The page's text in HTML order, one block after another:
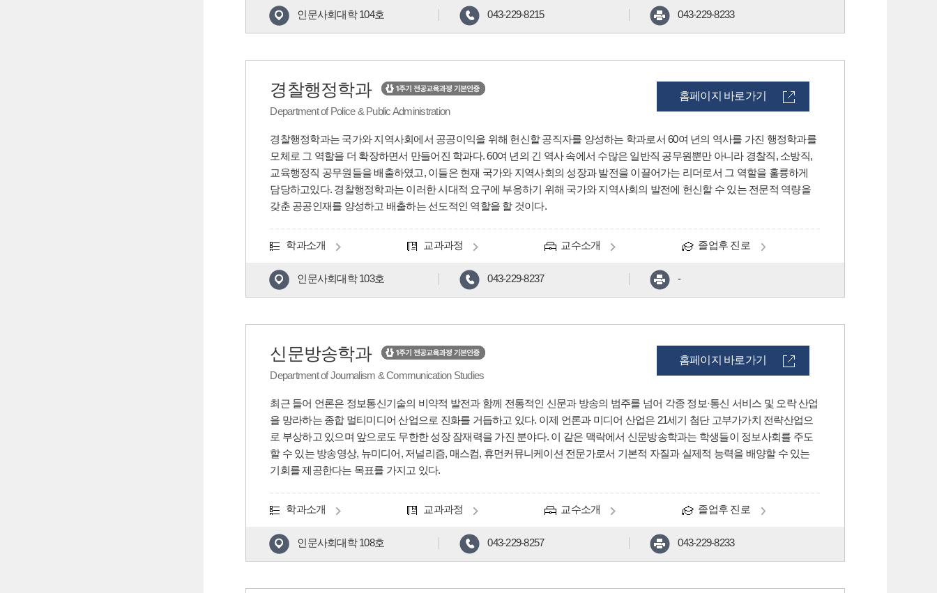
인문사회대학 104호 043-229-8215 043-229-8233
경찰행정학과
Department of Police & Public Administration
경찰행정학과는 국가와 지역사회에서 공공이익을 위해 헌신할 공직자를 양성하는 학과로서 60여 년의 역사를 가진 행정학과를
모체로 그 역할을 더 확장하면서 만들어진 학과다. 60여 년의 긴 역사 속에서 수많은 일반직 공무원뿐만 아니라 경찰직, 소방직,
교육행정직 공무원들을 배출하였고, 이들은 현재 국가와 지역사회의 성장과 발전을 이끌어가는 리더로서 그 역할을 훌륭하게
담당하고있다. 경찰행정학과는 이러한 시대적 요구에 부응하기 위해 국가와 지역사회의 발전에 헌신할 수 있는 전문적 역량을
갖춘 공공인재를 양성하고 배출하는 선도적인 역할을 할 것이다.
홈페이지 바로가기
학과소개 교과과정 교수소개 졸업후 진로
인문사회대학 103호 043-229-8237 -
신문방송학과
Department of Journalism & Communication Studies
최근 들어 언론은 정보통신기술의 비약적 발전과 함께 전통적인 신문과 방송의 범주를 넘어 각종 정보·통신 서비스 및 오락 산업
을 망라하는 종합 멀티미디어 산업으로 진화를 거듭하고 있다. 이제 언론과 미디어 산업은 21세기 첨단 고부가가치 전략산업으
로 부상하고 있으며 앞으로도 무한한 성장 잠재력을 가진 분야다. 이 같은 맥락에서 신문방송학과는 학생들이 정보사회를 주도
할 수 있는 방송영상, 뉴미디어, 저널리즘, 매스컴, 휴먼커뮤니케이션 전문가로서 기본적 자질과 실제적 능력을 배양할 수 있는
기회를 제공한다는 목표를 가지고 있다.
홈페이지 바로가기
학과소개 교과과정 교수소개 졸업후 진로
인문사회대학 108호 043-229-8257 043-229-8233